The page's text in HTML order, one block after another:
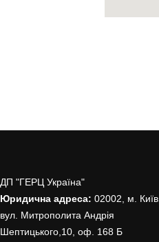
ДП "ГЕРЦ Україна"
Юридична адреса: 02002, м. Київ,
вул. Митрополита Андрія
Шептицького,10, оф. 168 Б